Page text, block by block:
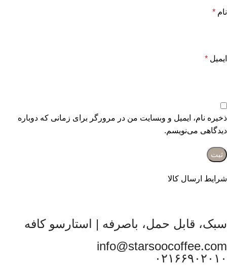
نام *
ایمیل *
ذخیره نام، ایمیل و وبسایت من در مرورگر برای زمانی که دوباره
دیدگاهی می‌نویسم.
شرایط ارسال کالا
سبک، قابل حمل، باصرفه | استارسو کافه
info@starsoocoffee.com
۰۲۱۶۶۹۰۲۰۱۰